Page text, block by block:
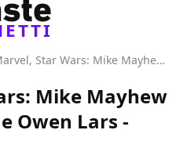
Marvel, Star Wars: Mike Mayhew tra Ben Kenobi e Owen Lars - anteprima
Mike Mayhew
Owen Lars -